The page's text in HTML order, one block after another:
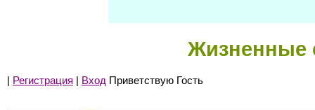
Жизненные
| Регистрация | Вход Приветствую Гость